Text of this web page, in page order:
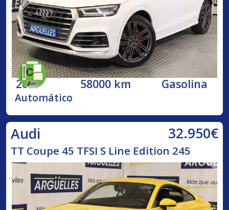
2017 58000 km Gasolina
Automático
Audi 32.950€
TT Coupe 45 TFSI S Line Edition 245